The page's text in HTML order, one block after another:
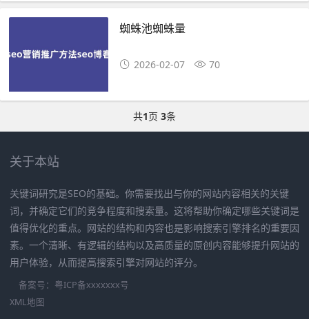
蜘蛛池蜘蛛量
2026-02-07 70
共1页 3条
关于本站
关键词研究是SEO的基础。你需要找出与你的网站内容相关的关键
词，并确定它们的竞争程度和搜索量。这将帮助你确定哪些关键词是
值得优化的重点。网站的结构和内容也是影响搜索引擎排名的重要因
素。一个清晰、有逻辑的结构以及高质量的原创内容能够提升网站的
用户体验，从而提高搜索引擎对网站的评分。
备案号： 粤ICP备xxxxxxx号
XML地图